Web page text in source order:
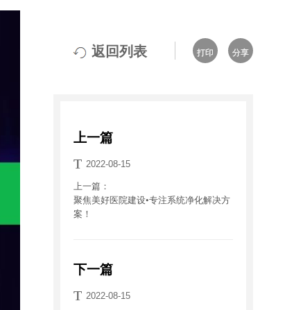
返回列表 打印 分享
上一篇
T 2022-08-15
上一篇：
聚焦美好医院建设•专注系统净化解决方
案！
下一篇
T 2022-08-15